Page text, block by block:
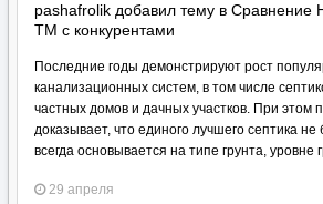
pashafrolik добавил тему в Сравнение
TM с конкурентами
Последние годы демонстрируют рост
канализационных систем, в том числе
частных домов и дачных участков. При этом
доказывает, что единого лучшего септика
всегда основывается на типе грунта, уровне
29 апреля